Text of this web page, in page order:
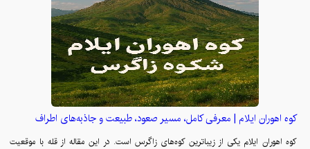
کوه اهوران ایلام | معرفی کامل، مسیر صعود، طبیعت و جاذبه‌های اطراف
کوه اهوران ایلام یکی از زیباترین کوه‌های زاگرس است. در این مقاله از قله با موقعیت